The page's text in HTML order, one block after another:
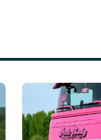
Läs mer